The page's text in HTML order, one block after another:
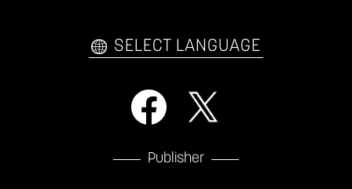
自己紹介カードメーカー アーケード
SELECT LANGUAGE
Publisher